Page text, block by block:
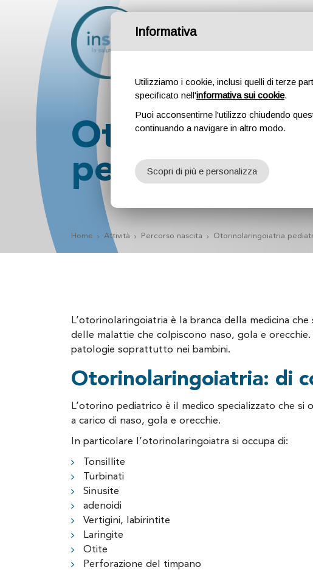
pediatrica
Home Attività Percorso nascita Otorinolaringoiatria
L’otorinolaringoiatria è la branca della medicina
delle malattie che colpiscono naso, gola e
patologie soprattutto nei bambini.
Otorinolaringoiatria: di
L’otorino pediatrico è il medico specializzato che
a carico di naso, gola e orecchie.
In particolare l’otorinolaringoiatra si occupa di:
Tonsillite
Turbinati
Sinusite
adenoidi
Vertigini, labirintite
Laringite
Otite
Perforazione del timpano
Informativa
Utilizziamo i cookie, inclusi quelli di terze
specificato nell'informativa sui cookie.
Puoi acconsentirne l'utilizzo chiudendo
continuando a navigare in altro modo.
Scopri di più e personalizza